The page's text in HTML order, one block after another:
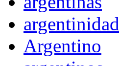
argentinidad
Argentino